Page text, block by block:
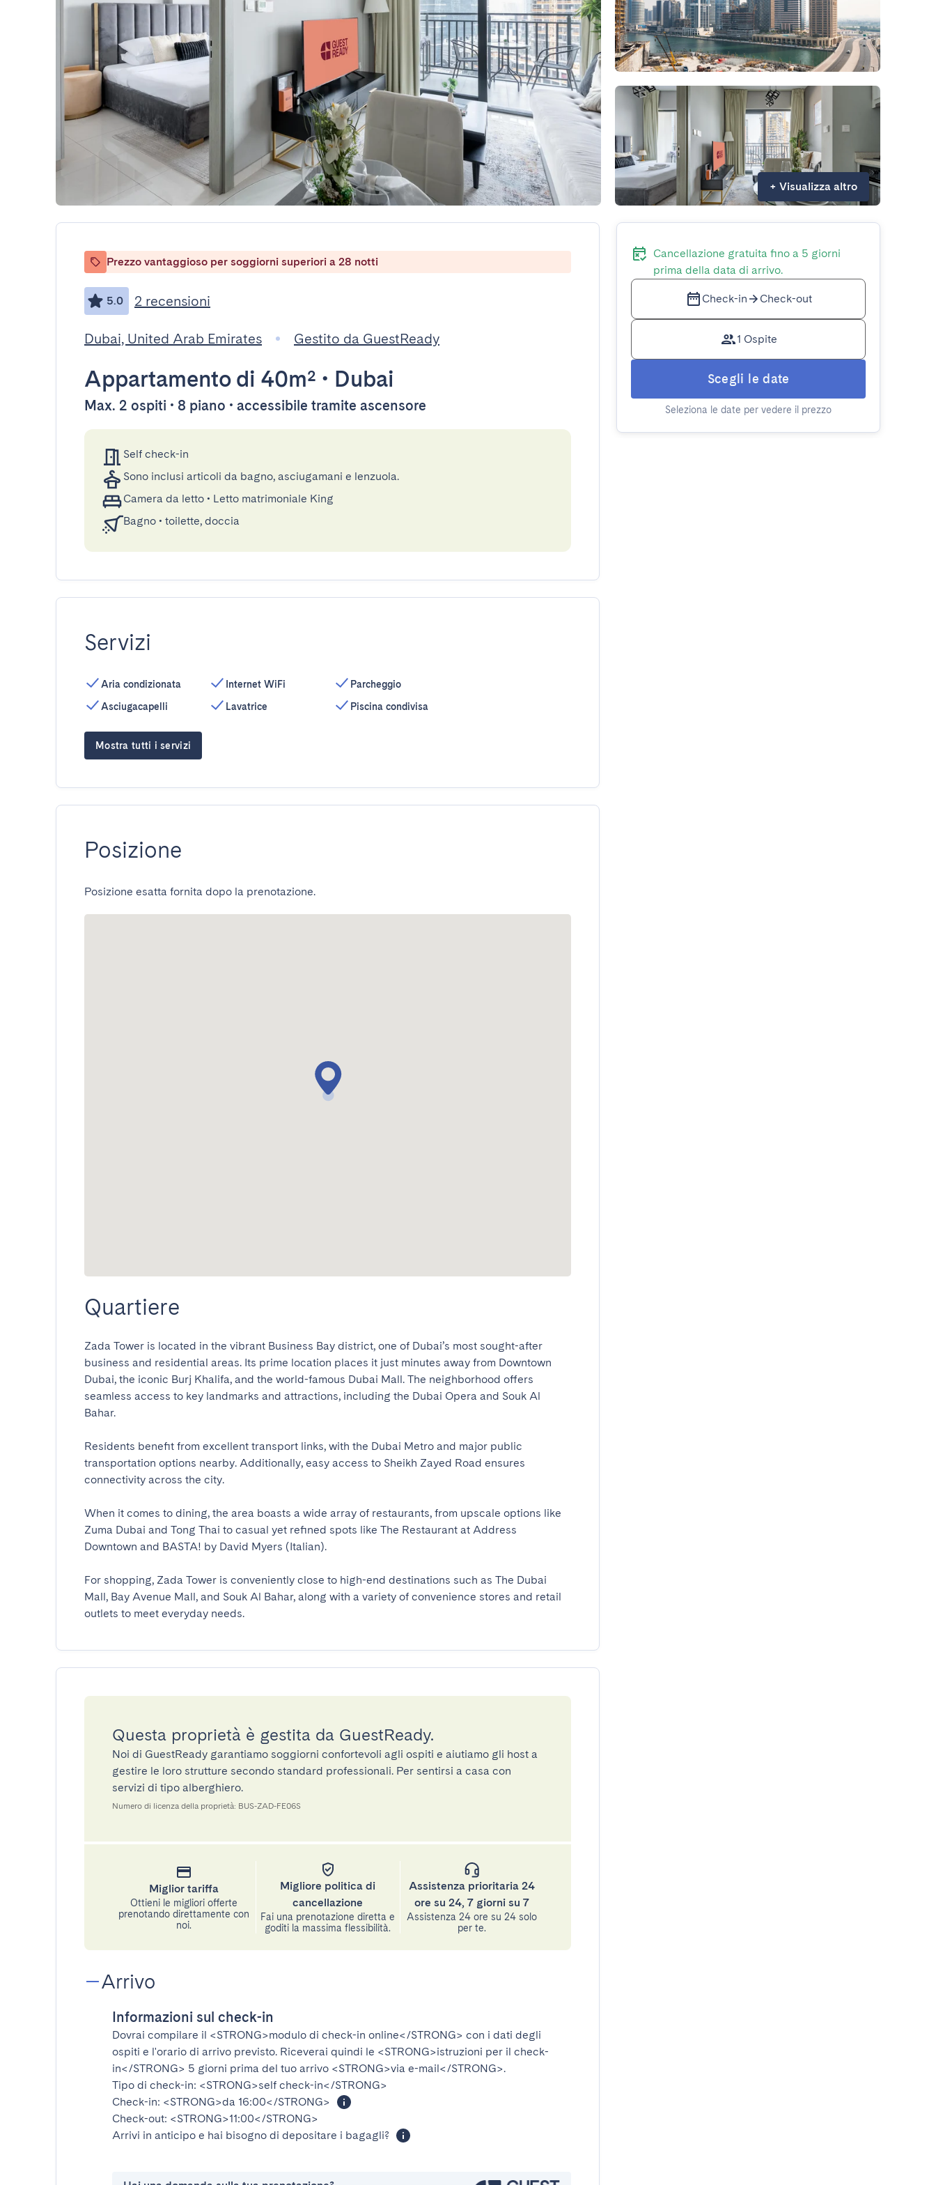
+ Visualizza altro
Prezzo vantaggioso per soggiorni superiori a 28 notti
5.0 2 recensioni
Dubai, United Arab Emirates Gestito da GuestReady
Appartamento di 40m² • Dubai
Max. 2 ospiti • 8 piano • accessibile tramite ascensore
Self check-in
Sono inclusi articoli da bagno, asciugamani e lenzuola.
Camera da letto • Letto matrimoniale King
Bagno • toilette, doccia
Servizi
Aria condizionata
Asciugacapelli
Internet WiFi
Lavatrice
Parcheggio
Piscina condivisa
Mostra tutti i servizi
Posizione
Posizione esatta fornita dopo la prenotazione.
Quartiere
Zada Tower is located in the vibrant Business Bay district, one of Dubai’s most sought-after
business and residential areas. Its prime location places it just minutes away from Downtown
Dubai, the iconic Burj Khalifa, and the world-famous Dubai Mall. The neighborhood offers
seamless access to key landmarks and attractions, including the Dubai Opera and Souk Al
Bahar.
Residents benefit from excellent transport links, with the Dubai Metro and major public
transportation options nearby. Additionally, easy access to Sheikh Zayed Road ensures
connectivity across the city.
When it comes to dining, the area boasts a wide array of restaurants, from upscale options like
Zuma Dubai and Tong Thai to casual yet refined spots like The Restaurant at Address
Downtown and BASTA! by David Myers (Italian).
For shopping, Zada Tower is conveniently close to high-end destinations such as The Dubai
Mall, Bay Avenue Mall, and Souk Al Bahar, along with a variety of convenience stores and retail
outlets to meet everyday needs.
Questa proprietà è gestita da GuestReady.
Noi di GuestReady garantiamo soggiorni confortevoli agli ospiti e aiutiamo gli host a
gestire le loro strutture secondo standard professionali. Per sentirsi a casa con
servizi di tipo alberghiero.
Numero di licenza della proprietà: BUS-ZAD-FE06S
Miglior tariffa
Ottieni le migliori offerte
prenotando direttamente con
noi.
Migliore politica di
cancellazione
Fai una prenotazione diretta e
goditi la massima flessibilità.
Assistenza prioritaria 24
ore su 24, 7 giorni su 7
Assistenza 24 ore su 24 solo
per te.
Arrivo
Informazioni sul check-in
Dovrai compilare il <STRONG>modulo di check-in online</STRONG> con i dati degli
ospiti e l'orario di arrivo previsto. Riceverai quindi le <STRONG>istruzioni per il check-
in</STRONG> 5 giorni prima del tuo arrivo <STRONG>via e-mail</STRONG>.
Tipo di check-in: <STRONG>self check-in</STRONG>
Check-in: <STRONG>da 16:00</STRONG>
Check-out: <STRONG>11:00</STRONG>
Arrivi in anticipo e hai bisogno di depositare i bagagli?
Cancellazione gratuita fino a 5 giorni
prima della data di arrivo.
Check-in Check-out
1 Ospite
Scegli le date
Seleziona le date per vedere il prezzo